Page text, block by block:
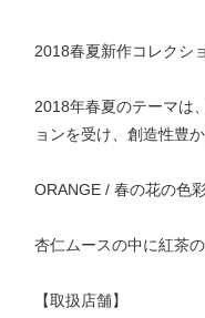
2018春夏新作コレクシ
2018年春夏のテーマは
ョンを受け、創造性豊
ORANGE / 春の花の色
杏仁ムースの中に紅茶
【取扱店舗】